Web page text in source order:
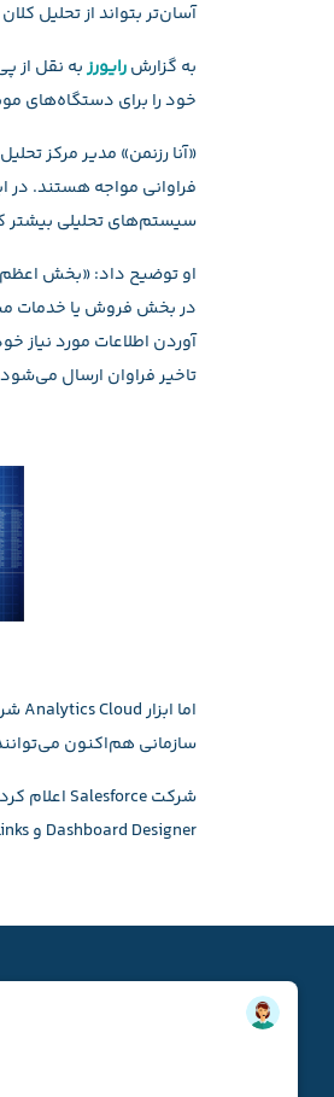
آسان‌تر بتواند از تحلیل
به گزارشرایورز
خود را برای دستگاه‌های
فراوانی مواجه هستند. در
سیستم‌های تحلیلی بیشتر
در بخش فروش یا خدمات
آوردن اطلاعات مورد نیاز
تاخیر فراوان ارسال
سازمانی هم‌اکنون
Dashboard Designer و Wave Links معطوف شده است.